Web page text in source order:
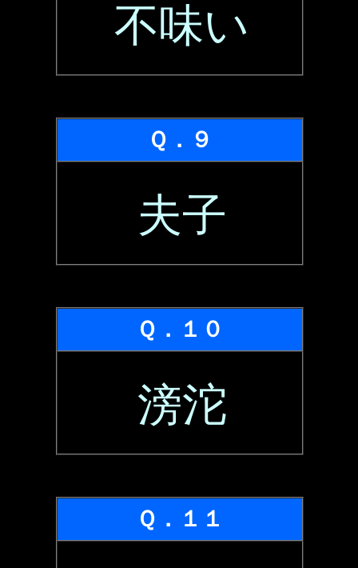
不味い
Ｑ．９
夫子
Ｑ．１０
滂沱
Ｑ．１１